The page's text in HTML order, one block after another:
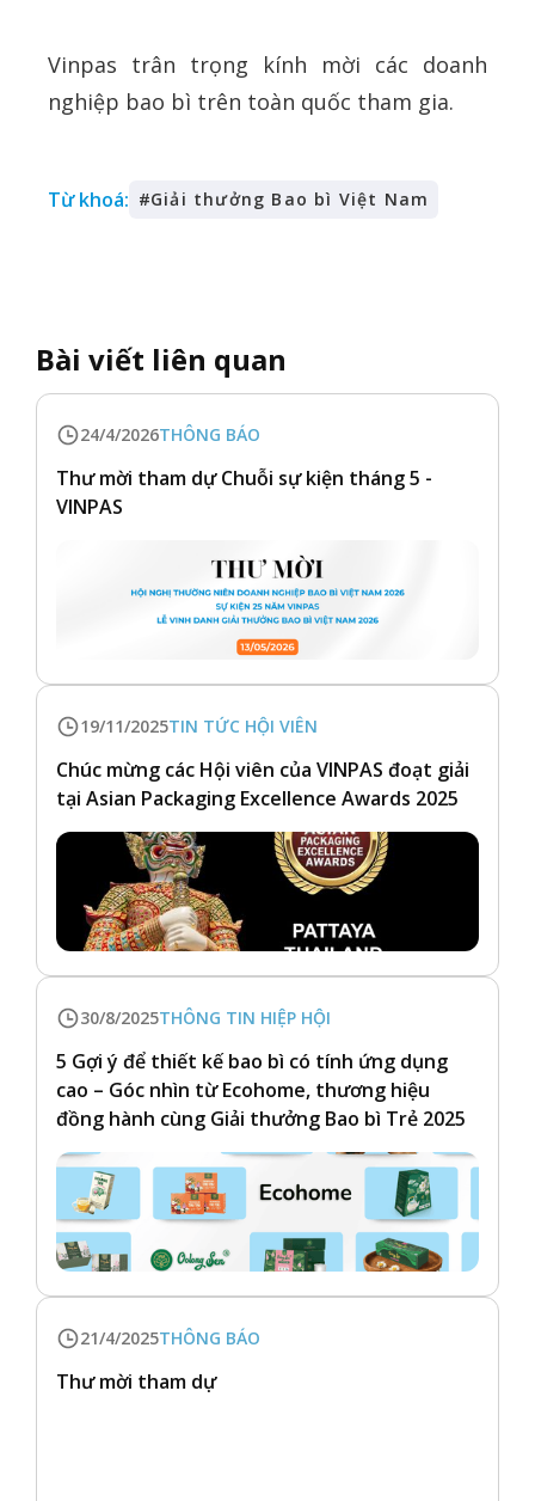
Vinpas trân trọng kính mời các doanh
nghiệp bao bì trên toàn quốc tham gia.
Từ khoá: #Giải thưởng Bao bì Việt Nam
Bài viết liên quan
24/4/2026THÔNG BÁO
Thư mời tham dự Chuỗi sự kiện tháng 5 -
VINPAS
19/11/2025TIN TỨC HỘI VIÊN
Chúc mừng các Hội viên của VINPAS đoạt giải
tại Asian Packaging Excellence Awards 2025
30/8/2025THÔNG TIN HIỆP HỘI
5 Gợi ý để thiết kế bao bì có tính ứng dụng
cao – Góc nhìn từ Ecohome, thương hiệu
đồng hành cùng Giải thưởng Bao bì Trẻ 2025
21/4/2025THÔNG BÁO
Thư mời tham dự